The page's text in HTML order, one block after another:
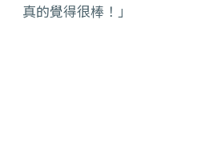
真的覺得很棒！」